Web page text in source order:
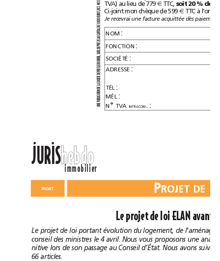
NOM :
FONCTION :
SOCIÉTÉ :
ADRESSE :
TÉL :
MÉL :
N ° TVA INTRACOM .:
TVA) au lieu de 779 € TTC, soit 20% de
Ci-joint mon chèque de 599 € TTCà
Je recevrai une facture acquittée dès
E
P
U
LI
C
ATI
O
N
E
L
A
SO
CI
D
E
P
RE
S
SE
D
U
REI
S
A
RL
D
E
P
RE
S
SE
AU
C
API
T
AL
D
E
1
0
0
0
E
U
RO
S,
RC
S
4
43
0
P
JURIS hebdo
immobilier
ll
PROJET
Le projet de loi ELAN avant
Le projet de loi portant évolution du logement,
de
conseil
des ministres le 4avril. Nous vous proposons une
nitive lors de son passage au Conseil d’État. Nous avons suivi
66 articles.